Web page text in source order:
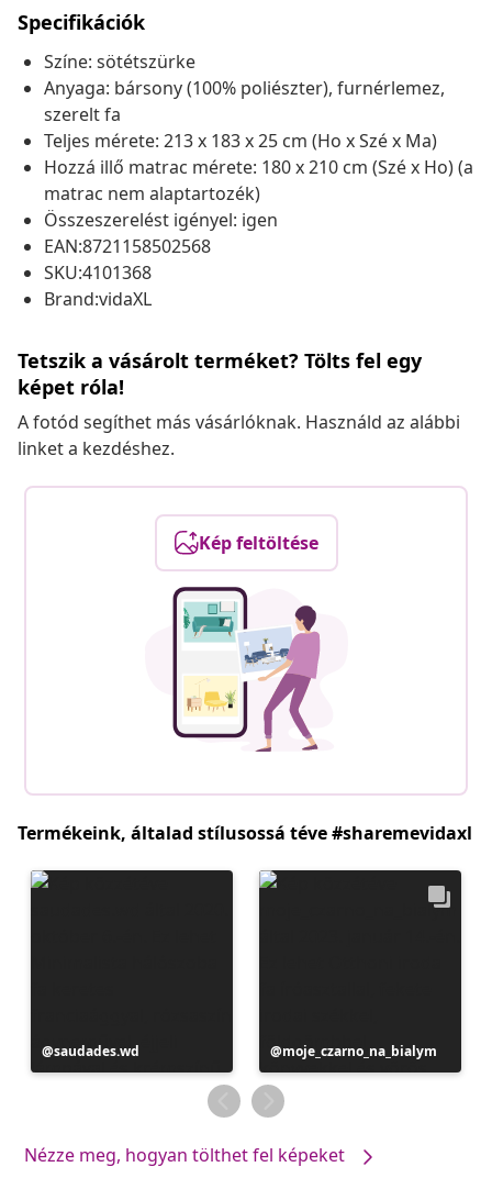
Specifikációk
Színe: sötétszürke
Anyaga: bársony (100% poliészter), furnérlemez,
szerelt fa
Teljes mérete: 213 x 183 x 25 cm (Ho x Szé x Ma)
Hozzá illő matrac mérete: 180 x 210 cm (Szé x Ho) (a
matrac nem alaptartozék)
Összeszerelést igényel: igen
EAN:8721158502568
SKU:4101368
Brand:vidaXL
Tetszik a vásárolt terméket? Tölts fel egy
képet róla!
A fotód segíthet más vásárlóknak. Használd az alábbi
linket a kezdéshez.
Kép feltöltése
Termékeink, általad stílusossá téve #sharemevidaxl
Bejegyzés
közzétevője
saudades.wd
Bejegyzés
közzétevője
moje_czarno_na_bialym
Nézze meg, hogyan tölthet fel képeket